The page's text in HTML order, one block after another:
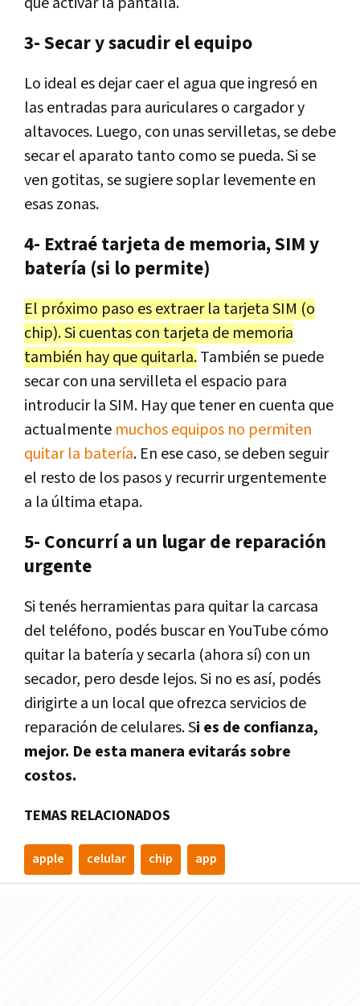
3- Secar y sacudir el equipo
Lo ideal es dejar caer el agua que ingresó en
las entradas para auriculares o cargador y
altavoces. Luego, con unas servilletas, se debe
secar el aparato tanto como se pueda. Si se
ven gotitas, se sugiere soplar levemente en
esas zonas.
4- Extraé tarjeta de memoria, SIM y
batería (si lo permite)
El próximo paso es extraer la tarjeta SIM (o
chip). Si cuentas con tarjeta de memoria
también hay que quitarla.También se puede
secar con una servilleta el espacio para
introducir la SIM. Hay que tener en cuenta que
actualmente muchos equipos no permiten
quitar la batería. En ese caso, se deben seguir
el resto de los pasos y recurrir urgentemente
a la última etapa.
5- Concurrí a un lugar de reparación
urgente
Si tenés herramientas para quitar la carcasa
del teléfono, podés buscar en YouTube cómo
quitar la batería y secarla (ahora sí) con un
secador, pero desde lejos. Si no es así, podés
dirigirte a un local que ofrezca servicios de
reparación de celulares. Si es de confianza,
mejor. De esta manera evitarás sobre
costos.
TEMAS RELACIONADOS
apple celular chip app